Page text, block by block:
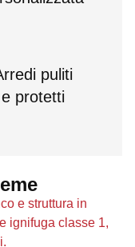
puliti
e protetti